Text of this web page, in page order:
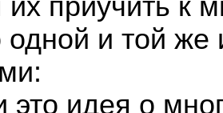
их приучить к
и той же
это идея о